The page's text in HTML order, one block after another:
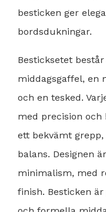
besticken ger
bordsdukningar.
Besticksetet
middagsgaffel, en
och en tesked.
med precision
ett bekvämt
balans. Designen
minimalism, med
finish. Besticken